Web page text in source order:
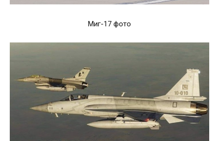
Миг-17 фото